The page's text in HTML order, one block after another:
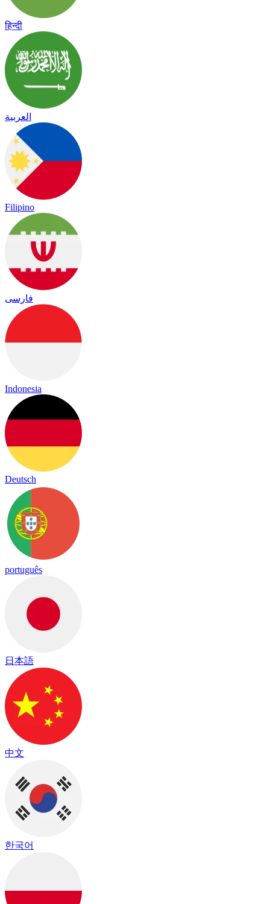
हिन्दी
العربية
Filipino
فارسی
Indonesia
Deutsch
português
日本語
中文
한국어